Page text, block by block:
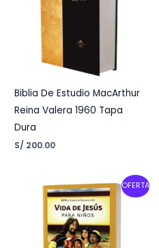
Biblia De Estudio MacArthur
Reina Valera 1960 Tapa
Dura
S/ 200.00
OFERTA
Original
price
was:
S/ 12.00.
Current
price
is:
S/ 9.60.